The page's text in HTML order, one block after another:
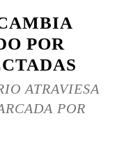
POR
ATRAVIESA
POR